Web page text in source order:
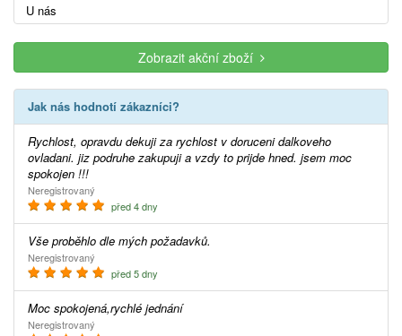
U nás
Zobrazit akční zboží
Jak nás hodnotí zákazníci?
Rychlost, opravdu dekuji za rychlost v doruceni dalkoveho
ovladani. jiz podruhe zakupuji a vzdy to prijde hned. jsem moc
spokojen !!!
Neregistrovaný
před 4 dny
Vše proběhlo dle mých požadavků.
Neregistrovaný
před 5 dny
Moc spokojená,rychlé jednání
Neregistrovaný